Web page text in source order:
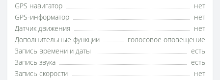
GPS навигатор
нет
GPS-информатор
нет
Датчик движения
нет
Дополнительные функции
голосовое оповещение
Запись времени и даты
есть
Запись звука
есть
Запись скорости
нет